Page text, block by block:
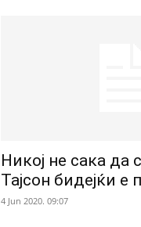
Никој не сака да
Тајсон бидејќи е
4 Jun 2020. 09:07